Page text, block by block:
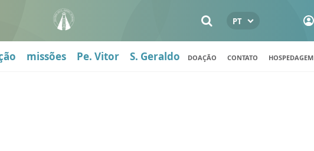
PT
missões Pe. Vitor S. Geraldo DOAÇÃO CONTATO HOSPEDAGEM